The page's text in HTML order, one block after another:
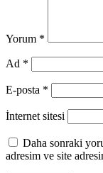
Yorum *
Ad *
E-posta *
İnternet sitesi
Daha sonraki
adresim ve site